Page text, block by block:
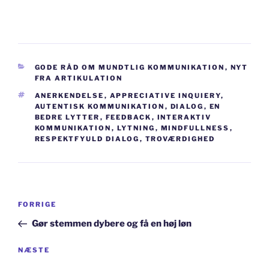
KATEGORIER
GODE RÅD OM MUNDTLIG KOMMUNIKATION , NYT
FRA ARTIKULATION
TAGS
ANERKENDELSE , APPRECIATIVE INQUIERY,
AUTENTISK KOMMUNIKATION , DIALOG , EN
BEDRE LYTTER , FEEDBACK , INTERAKTIV
KOMMUNIKATION , LYTNING , MINDFULLNESS ,
RESPEKTFYULD DIALOG , TROVÆRDIGHED
Indlægsnavigation
Forrige
indlæg
FORRIGE
Gør stemmen dybere og få en høj løn
Næste
NÆSTE